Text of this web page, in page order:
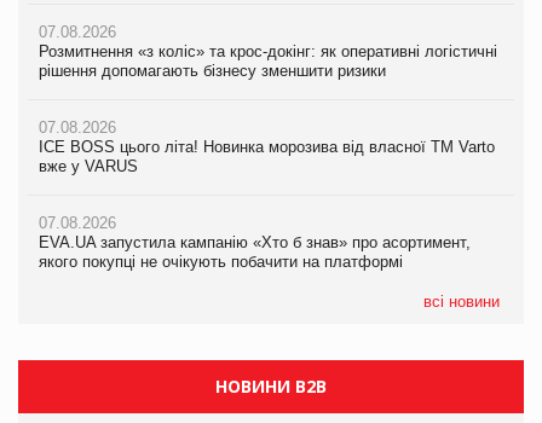
07.08.2026
Розмитнення «з коліс» та крос-докінг: як оперативні логістичні
рішення допомагають бізнесу зменшити ризики
07.08.2026
ICE BOSS цього літа! Новинка морозива від власної ТМ Varto
вже у VARUS
07.08.2026
EVA.UA запустила кампанію «Хто б знав» про асортимент,
якого покупці не очікують побачити на платформі
всі новини
07.08.2026
Kraft Heinz скоротила збиток у першому півріччі
Продажі Hugo Boss впали на 9%
07.08.2026
Kraft Heinz скоротила збиток у першому півріччі
Продажі Hugo Boss впали на 9%
НОВИНИ B2B